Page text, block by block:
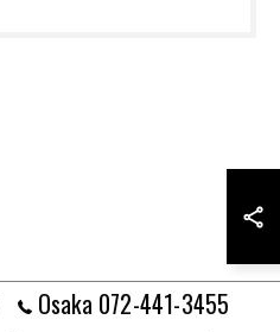
Osaka 072-441-3455